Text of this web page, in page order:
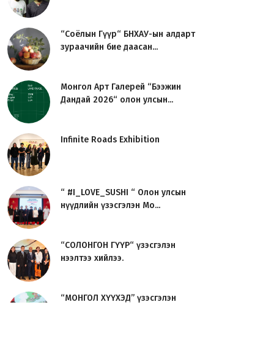
“Соёлын Гүүр“ БНХАУ-ын алдарт
зураачийн бие даасан...
Монгол Арт Галерей “Бээжин
Дандай 2026“ олон улсын...
Infinite Roads Exhibition
“ #I_LOVE_SUSHI “ Олон улсын
нүүдлийн үзэсгэлэн Мо...
“СОЛОНГОН ГҮҮР“ үзэсгэлэн
нээлтээ хийлээ.
“МОНГОЛ ХҮҮХЭД” үзэсгэлэн